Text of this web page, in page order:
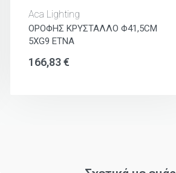
Aca Lighting
ΟΡΟΦΗΣ ΚΡΥΣΤΑΛΛΟ Φ41,5CM
5ΧG9 ETNA
166,83€